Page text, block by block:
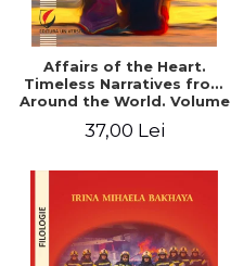
Affairs of the Heart.
Timeless Narratives from
Around the World. Volume
37,00 Lei